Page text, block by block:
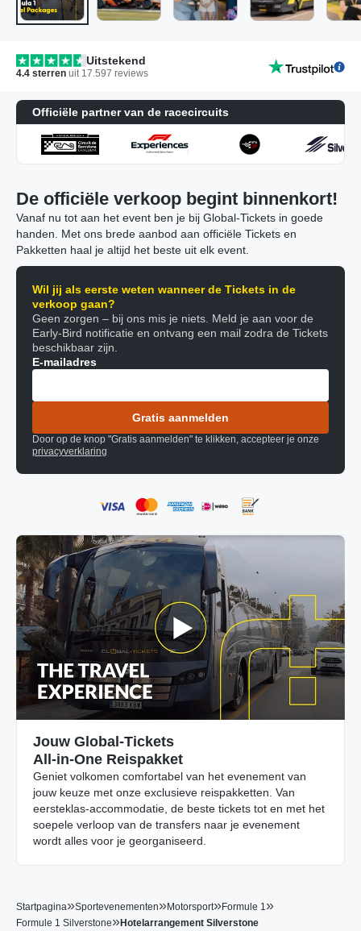
Uitstekend
4.4 sterren uit 17.597 reviews
Officiële partner van de racecircuits
De officiële verkoop begint binnenkort!
Vanaf nu tot aan het event ben je bij Global-Tickets in goede
handen. Met ons brede aanbod aan officiële Tickets en
Pakketten haal je altijd het beste uit elk event.
Wil jij als eerste weten wanneer de Tickets in de
verkoop gaan?
Geen zorgen – bij ons mis je niets. Meld je aan voor de
Early-Bird notificatie en ontvang een mail zodra de Tickets
beschikbaar zijn.
E-mailadres
Gratis aanmelden
Door op de knop "Gratis aanmelden" te klikken, accepteer je onze
privacyverklaring
Jouw Global-Tickets
All-in-One Reispakket
Geniet volkomen comfortabel van het evenement van
jouw keuze met onze exclusieve reispakketten. Van
eersteklas-accommodatie, de beste tickets tot en met het
soepele verloop van de transfers naar je evenement
wordt alles voor je georganiseerd.
Startpagina»Sportevenementen»Motorsport»Formule 1»
Formule 1 Silverstone»Hotelarrangement Silverstone